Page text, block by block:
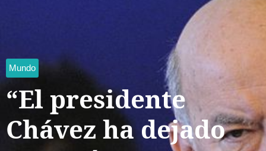
Mundo
“El presidente
Chávez ha dejado